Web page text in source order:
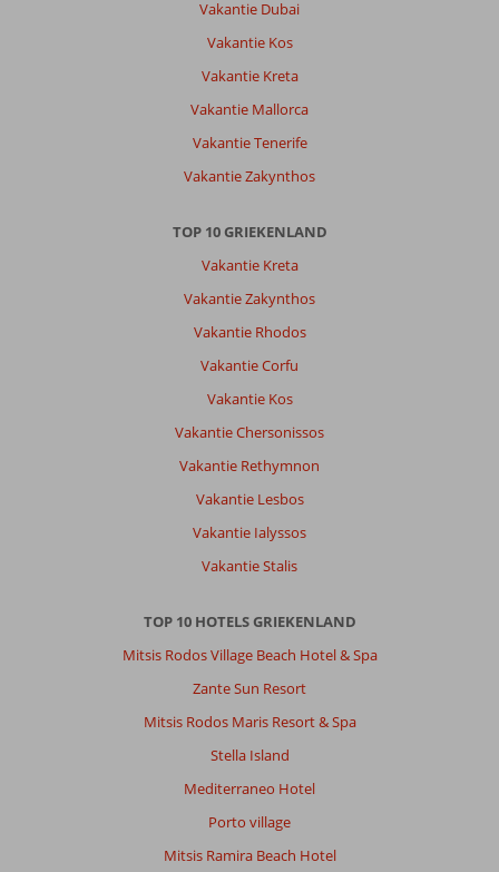
Vakantie Dubai
Vakantie Kos
Vakantie Kreta
Vakantie Mallorca
Vakantie Tenerife
Vakantie Zakynthos
TOP 10 GRIEKENLAND
Vakantie Kreta
Vakantie Zakynthos
Vakantie Rhodos
Vakantie Corfu
Vakantie Kos
Vakantie Chersonissos
Vakantie Rethymnon
Vakantie Lesbos
Vakantie Ialyssos
Vakantie Stalis
TOP 10 HOTELS GRIEKENLAND
Mitsis Rodos Village Beach Hotel & Spa
Zante Sun Resort
Mitsis Rodos Maris Resort & Spa
Stella Island
Mediterraneo Hotel
Porto village
Mitsis Ramira Beach Hotel